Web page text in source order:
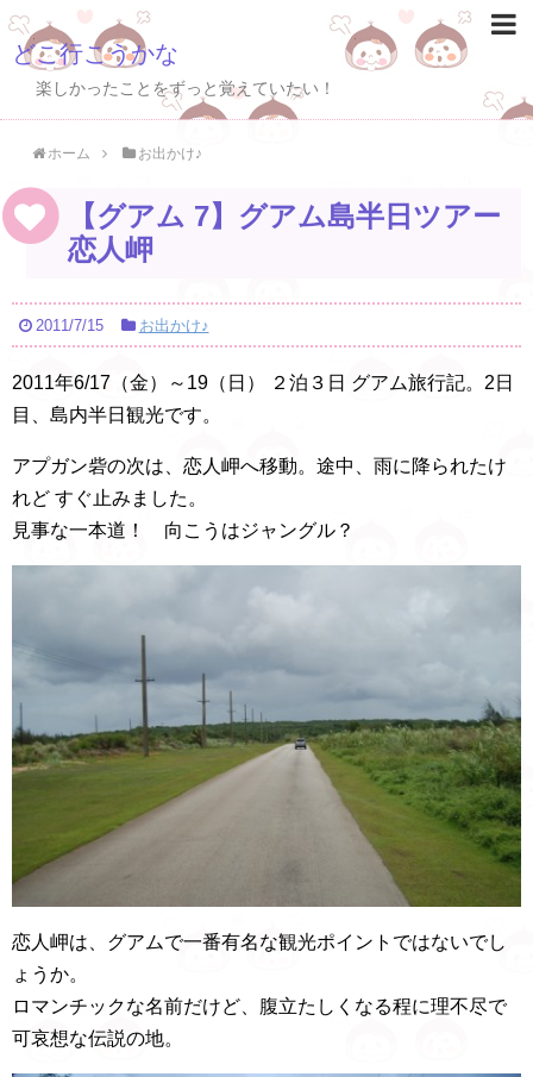
どこ行こうかな
楽しかったことをずっと覚えていたい！
ホーム お出かけ♪
【グアム 7】グアム島半日ツアー
恋人岬
2011/7/15 お出かけ♪
2011年6/17（金）～19（日） ２泊３日 グアム旅行記。2日
目、島内半日観光です。
アプガン砦の次は、恋人岬へ移動。途中、雨に降られたけ
れど すぐ止みました。
見事な一本道！ 向こうはジャングル？
恋人岬は、グアムで一番有名な観光ポイントではないでし
ょうか。
ロマンチックな名前だけど、腹立たしくなる程に理不尽で
可哀想な伝説の地。